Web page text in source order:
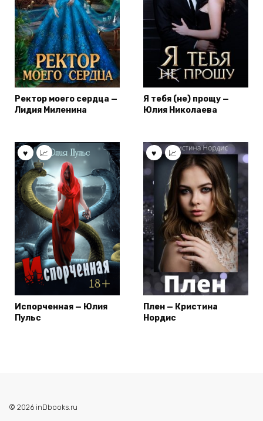
Ректор моего сердца —
Лидия Миленина
Я тебя (не) прощу —
Юлия Николаева
Испорченная — Юлия
Пульс
Плен — Кристина
Нордис
© 2026 inDbooks.ru